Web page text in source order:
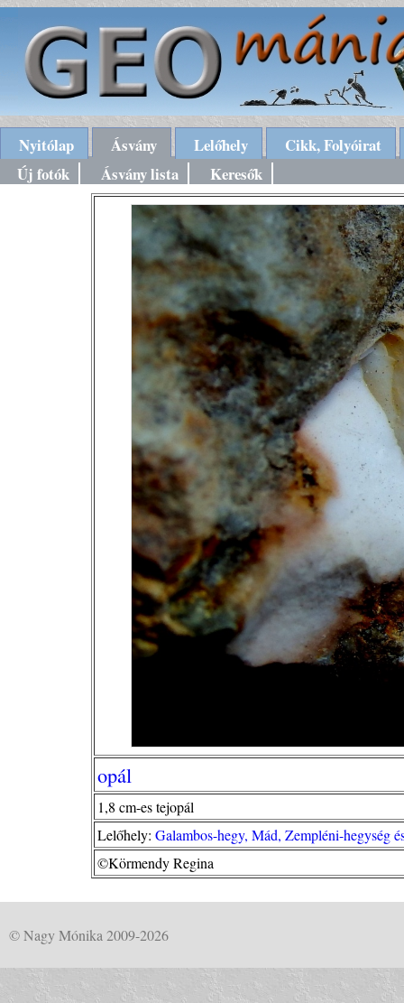
Nyitólap Ásvány Lelőhely
Cikk, Folyóirat
Új fotók
Ásvány lista Keresők
opál
1,8 cm-es tejopál
Lelőhely: Galambos-hegy, Mád, Zempléni-hegység
©Körmendy Regina
© Nagy Mónika 2009-2026